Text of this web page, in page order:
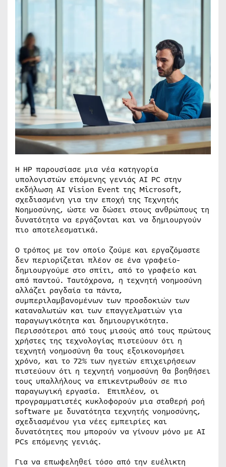
Η HP παρουσίασε μια νέα κατηγορία
υπολογιστών επόμενης γενιάς AI PC στην
εκδήλωση AI Vision Event της Microsoft,
σχεδιασμένη για την εποχή της Τεχνητής
Νοημοσύνης, ώστε να δώσει στους ανθρώπους τη
δυνατότητα να εργάζονται και να δημιουργούν
πιο αποτελεσματικά.
Ο τρόπος με τον οποίο ζούμε και εργαζόμαστε
δεν περιορίζεται πλέον σε ένα γραφείο-
δημιουργούμε στο σπίτι, από το γραφείο και
από παντού. Ταυτόχρονα, η τεχνητή νοημοσύνη
αλλάζει ραγδαία τα πάντα,
συμπεριλαμβανομένων των προσδοκιών των
καταναλωτών και των επαγγελματιών για
παραγωγικότητα και δημιουργικότητα.
Περισσότεροι από τους μισούς από τους πρώτους
χρήστες της τεχνολογίας πιστεύουν ότι η
τεχνητή νοημοσύνη θα τους εξοικονομήσει
χρόνο, και το 72% των ηγετών επιχειρήσεων
πιστεύουν ότι η τεχνητή νοημοσύνη θα βοηθήσει
τους υπαλλήλους να επικεντρωθούν σε πιο
παραγωγική εργασία. Επιπλέον, οι
προγραμματιστές κυκλοφορούν μια σταθερή ροή
software με δυνατότητα τεχνητής νοημοσύνης,
σχεδιασμένου για νέες εμπειρίες και
δυνατότητες που μπορούν να γίνουν μόνο με AI
PCs επόμενης γενιάς.
Για να επωφεληθεί τόσο από την ευέλικτη